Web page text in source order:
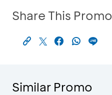
Share This Promo
Similar Promo